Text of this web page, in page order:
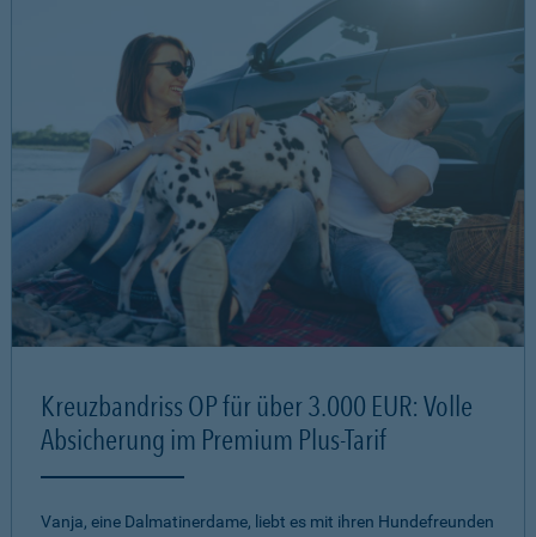
Kreuzbandriss OP für über 3.000 EUR: Volle
Absicherung im Premium Plus-Tarif
Vanja, eine Dalmatinerdame, liebt es mit ihren Hundefreunden